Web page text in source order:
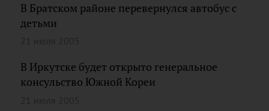
В Братском районе перевернулся автобус с
детьми
В Иркутске будет открыто генеральное
консульство Южной Кореи